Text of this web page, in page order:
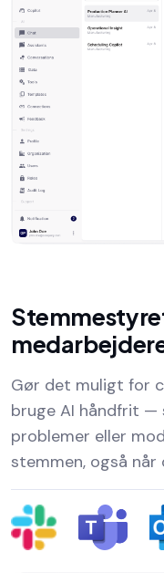
Gør det muligt for
bruge AI håndfrit —
problemer eller
stemmen, også når